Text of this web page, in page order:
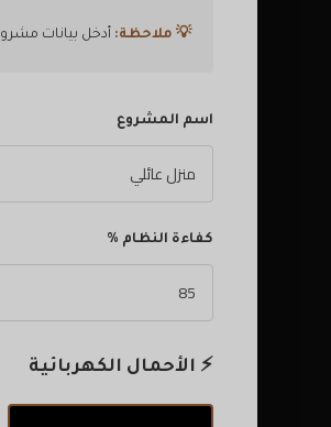
💡 ملاحظة: أدخل بيانات
اسم المشروع
كفاءة النظام %
⚡ الأحمال الكهربائية